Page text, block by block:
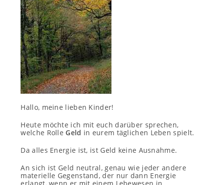
Hallo, meine lieben Kinder!
Heute möchte ich mit euch darüber sprechen,
welche RolleGeld in eurem täglichen Leben spielt.
Da alles Energie ist, ist Geld keine Ausnahme.
An sich ist Geld neutral, genau wie jeder andere
materielle Gegenstand, der nur dann Energie